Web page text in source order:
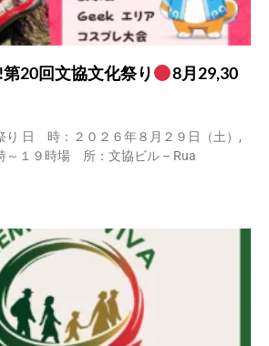
第20回文協文化祭り
8月29,30
日 時：２０２６年８月２９日（土）,
～１９時場 所：文協ビル – Rua